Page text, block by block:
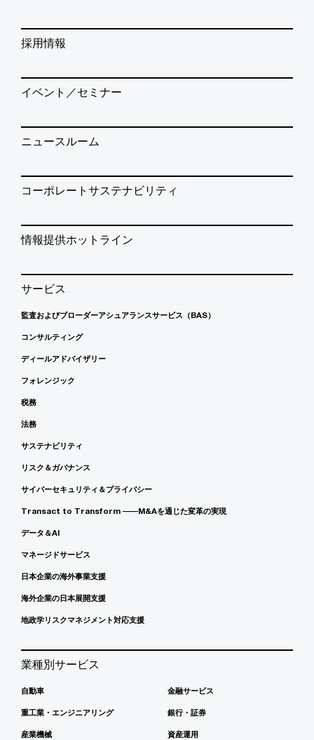
採用情報
イベント／セミナー
ニュースルーム
コーポレートサステナビリティ
情報提供ホットライン
サービス
監査およびブローダーアシュアランスサービス（BAS）
コンサルティング
ディールアドバイザリー
フォレンジック
税務
法務
サステナビリティ
リスク＆ガバナンス
サイバーセキュリティ＆プライバシー
Transact to Transform ――M&Aを通じた変革の実現
データ＆AI
マネージドサービス
日本企業の海外事業支援
海外企業の日本展開支援
地政学リスクマネジメント対応支援
業種別サービス
自動車
重工業・エンジニアリング
産業機械
金融サービス
銀行・証券
資産運用